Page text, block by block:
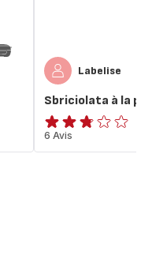
Labelise
Sbriciolata à la
ratings.2.7
6 Avis